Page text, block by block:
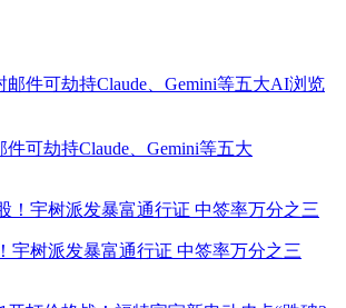
可劫持Claude、Gemini等五大
宇树派发暴富通行证 中签率万分之三